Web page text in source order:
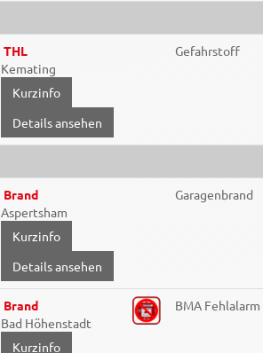
THL
Kemating
Details ansehen
Gefahrstoff
Brand
Aspertsham
Details ansehen
Garagenbrand
Brand
Bad Höhenstadt
BMA Fehlalarm